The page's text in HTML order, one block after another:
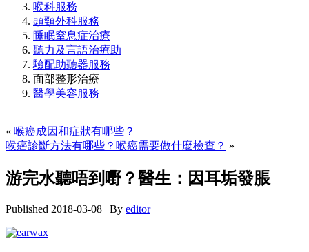
喉科服務
頭頸外科服務
睡眠窒息症治療
聽力及言語治療助
驗配助聽器服務
面部整形治療
醫學美容服務
« 喉癌成因和症狀有哪些？
喉癌診斷方法有哪些？喉癌需要做什麼檢查？ »
游完水聽唔到嘢？醫生：因耳垢發脹
Published 2018-03-08 | By editor